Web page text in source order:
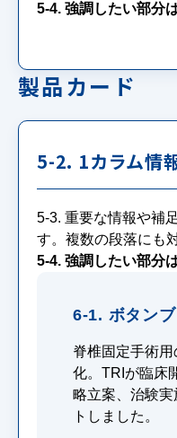
5-4. 強調したい部分
製品カード
5-2. 1カラム情
5-3. 重要な情報や補
す。複数の段落にも
5-4. 強調したい部分
6-1. ボタン
脊椎固定手術
化。TRIが臨床
略立案、治験
トしました。